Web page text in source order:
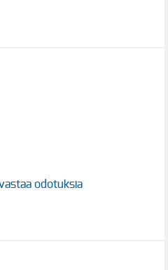
odotuksia